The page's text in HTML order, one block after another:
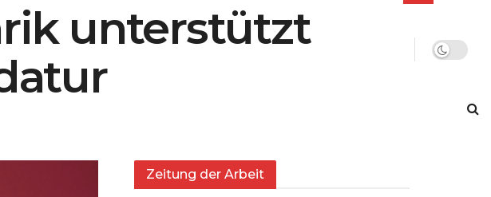
unterstützt
Zeitung der Arbeit